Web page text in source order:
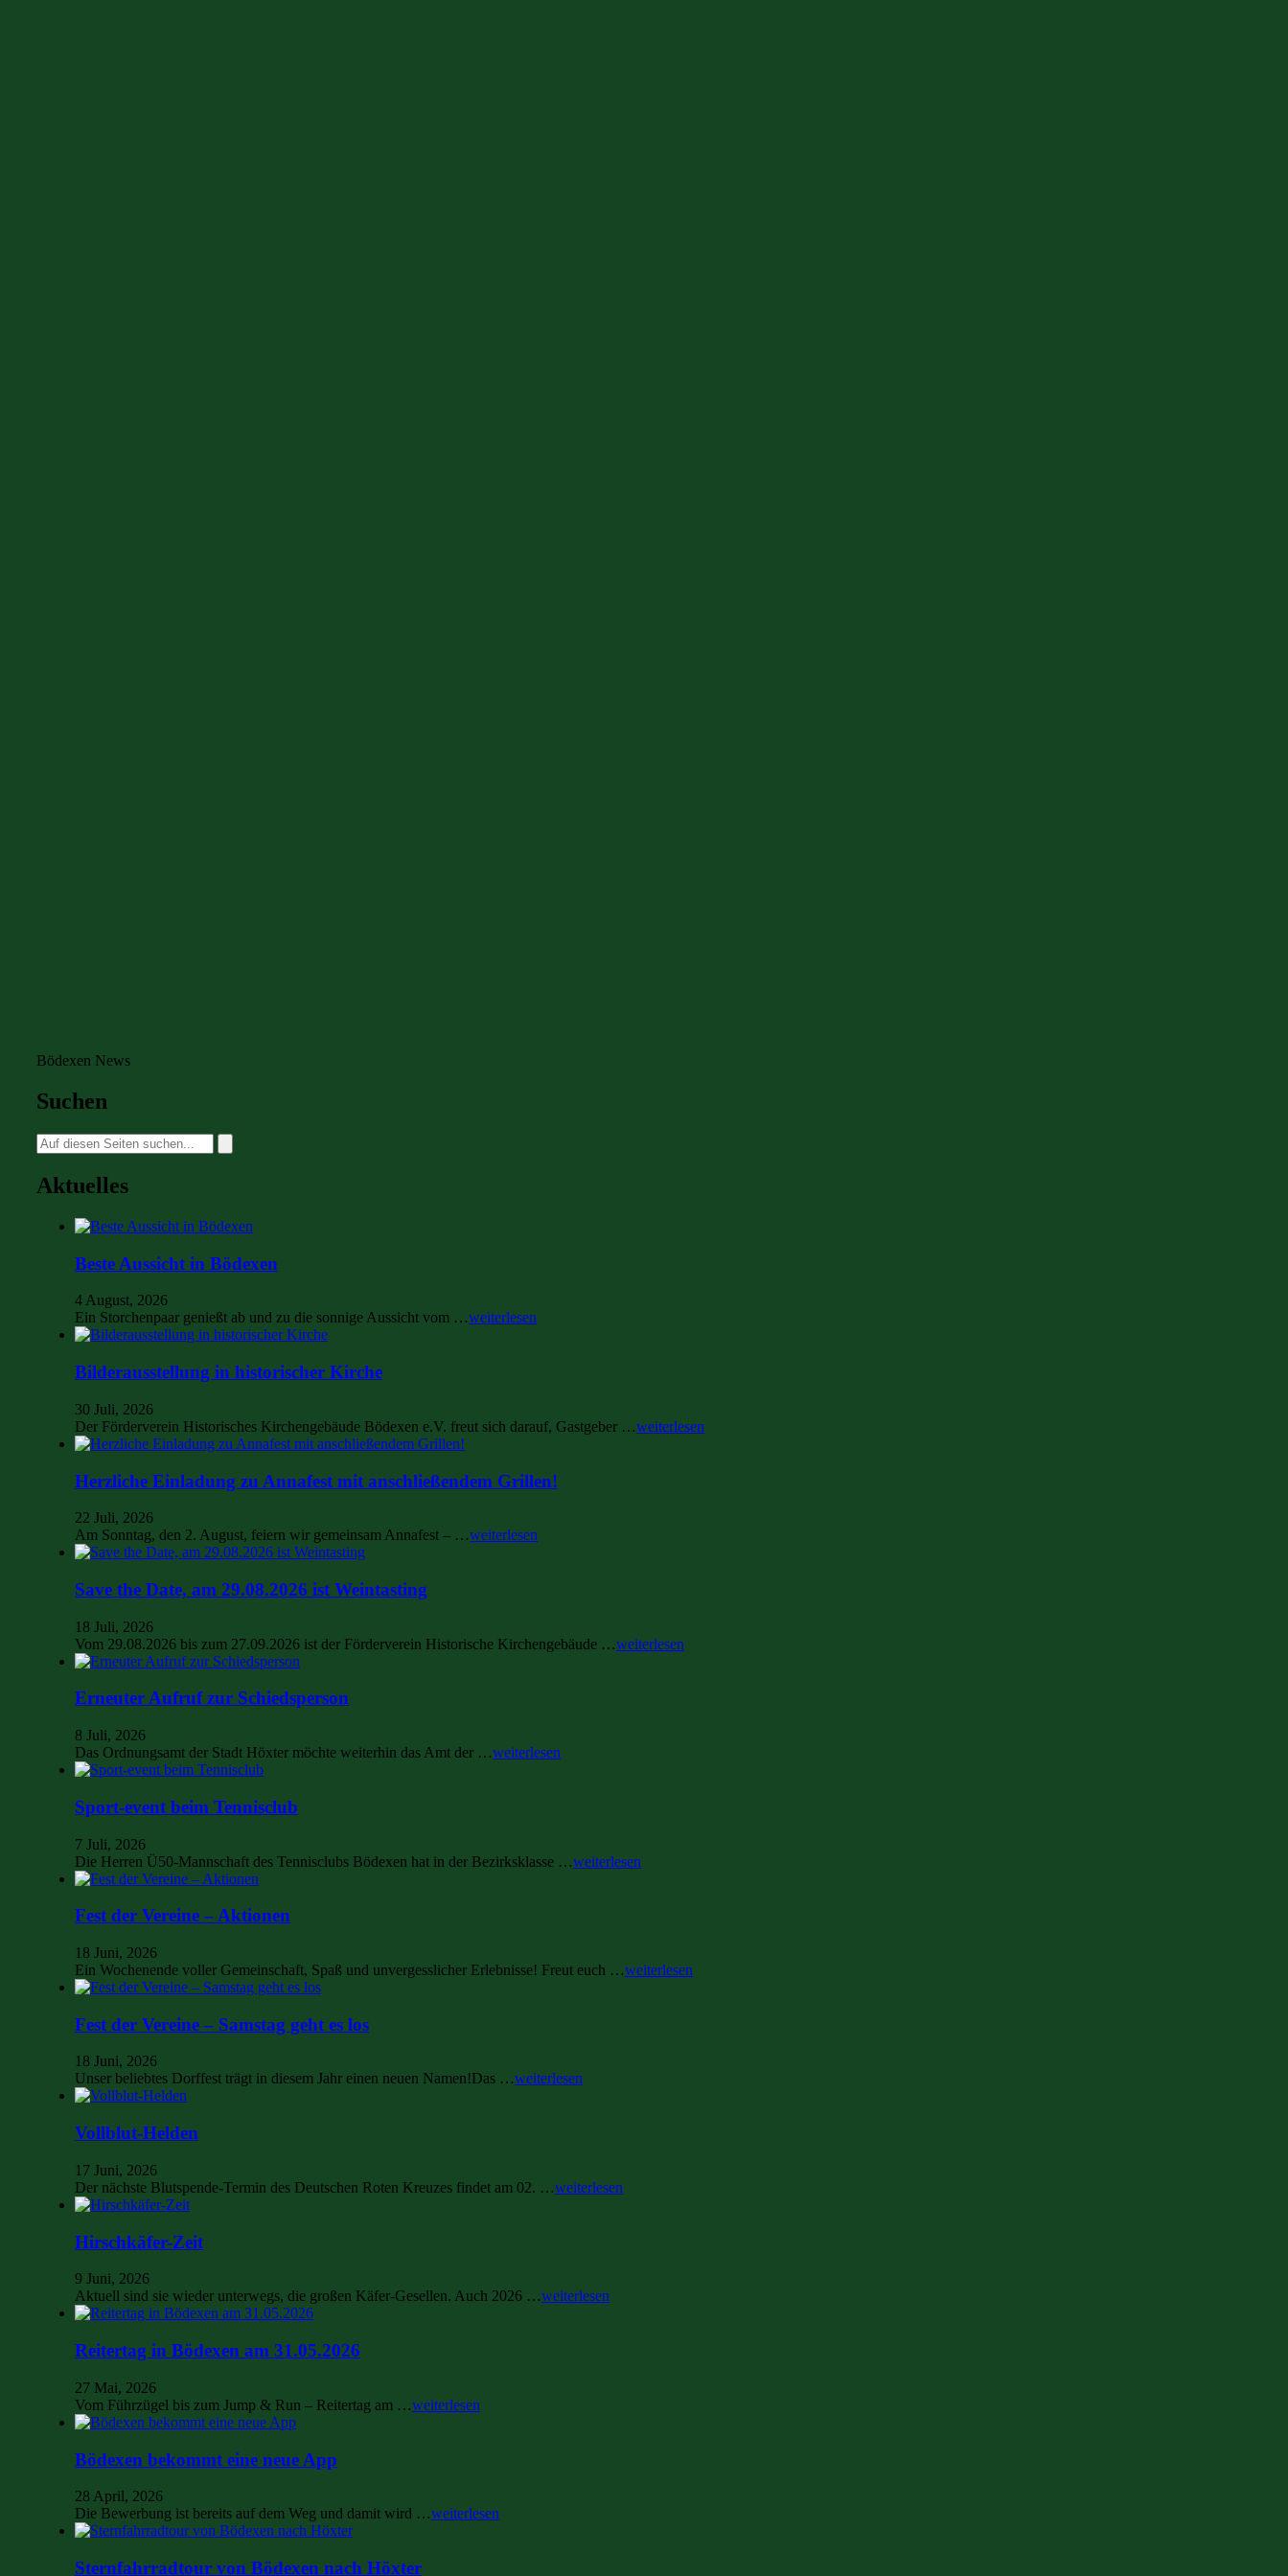
Bödexen News
Suchen
Suche
nach:
Aktuelles
Beste Aussicht in Bödexen
4 August, 2026
Ein Storchenpaar genießt ab und zu die sonnige Aussicht vom …weiterlesen
Bilderausstellung in historischer Kirche
30 Juli, 2026
Der Förderverein Historisches Kirchengebäude Bödexen e.V. freut sich darauf, Gastgeber …weiterlesen
Herzliche Einladung zu Annafest mit anschließendem Grillen!
22 Juli, 2026
Am Sonntag, den 2. August, feiern wir gemeinsam Annafest – …weiterlesen
Save the Date, am 29.08.2026 ist Weintasting
18 Juli, 2026
Vom 29.08.2026 bis zum 27.09.2026 ist der Förderverein Historische Kirchengebäude …weiterlesen
Erneuter Aufruf zur Schiedsperson
8 Juli, 2026
Das Ordnungsamt der Stadt Höxter möchte weiterhin das Amt der …weiterlesen
Sport-event beim Tennisclub
7 Juli, 2026
Die Herren Ü50-Mannschaft des Tennisclubs Bödexen hat in der Bezirksklasse …weiterlesen
Fest der Vereine – Aktionen
18 Juni, 2026
Ein Wochenende voller Gemeinschaft, Spaß und unvergesslicher Erlebnisse! Freut euch …weiterlesen
Fest der Vereine – Samstag geht es los
18 Juni, 2026
Unser beliebtes Dorffest trägt in diesem Jahr einen neuen Namen!Das …weiterlesen
Vollblut-Helden
17 Juni, 2026
Der nächste Blutspende-Termin des Deutschen Roten Kreuzes findet am 02. …weiterlesen
Hirschkäfer-Zeit
9 Juni, 2026
Aktuell sind sie wieder unterwegs, die großen Käfer-Gesellen. Auch 2026 …weiterlesen
Reitertag in Bödexen am 31.05.2026
27 Mai, 2026
Vom Führzügel bis zum Jump & Run – Reitertag am …weiterlesen
Bödexen bekommt eine neue App
28 April, 2026
Die Bewerbung ist bereits auf dem Weg und damit wird …weiterlesen
Sternfahrradtour von Bödexen nach Höxter